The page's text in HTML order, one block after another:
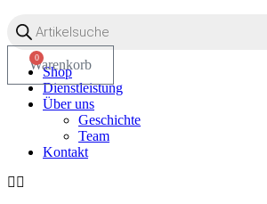
search
0
Warenkorb
OOShop
Dienstleistung
Über uns
Geschichte
Team
Kontakt